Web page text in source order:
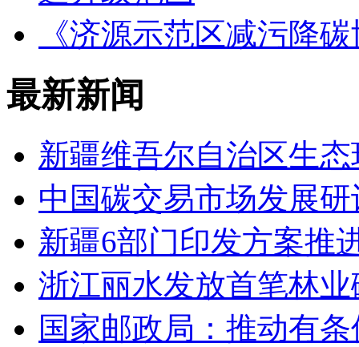
《济源示范区减污降
最新新闻
新疆维吾尔自治区生
中国碳交易市场发展
新疆6部门印发方案推
浙江丽水发放首笔林
国家邮政局：推动有